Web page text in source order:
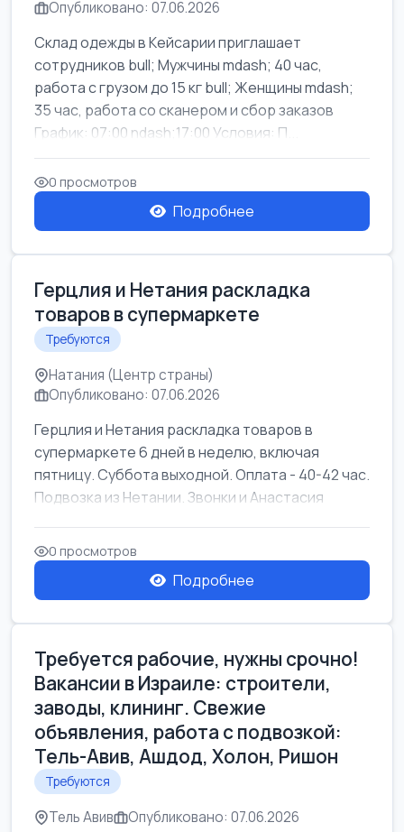
Опубликовано: 07.06.2026
Склад одежды в Кейсарии приглашает
сотрудников bull; Мужчины mdash; 40 час,
работа с грузом до 15 кг bull; Женщины mdash;
35 час, работа со сканером и сбор заказов
График: 07:00 ndash;17:00 Условия: П...
0 просмотров
Подробнее
Герцлия и Нетания раскладка
товаров в супермаркете
Требуются
Натания (Центр страны)
Опубликовано: 07.06.2026
Герцлия и Нетания раскладка товаров в
супермаркете 6 дней в неделю, включая
пятницу. Суббота выходной. Оплата - 40-42 час.
Подвозка из Нетании. Звонки и Анастасия
0 просмотров
Подробнее
Требуется рабочие, нужны срочно!
Вакансии в Израиле: строители,
заводы, клининг. Свежие
объявления, работа с подвозкой:
Тель-Авив, Ашдод, Холон, Ришон
Требуются
Тель Авив Опубликовано: 07.06.2026